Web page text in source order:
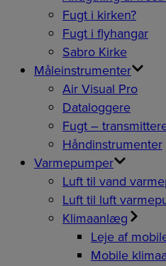
Fugt i kirken?
Fugt i flyhangar
Sabro Kirke
Måleinstrumenter
Air Visual Pro
Dataloggere
Fugt –
Håndinstrumenter
Varmepumper
Luft til vand
Luft til luft
Klimaanlæg
Leje af
Mobile